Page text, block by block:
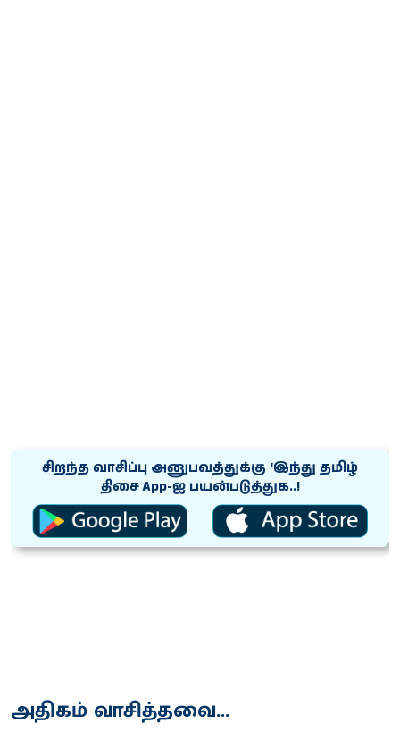
சிறந்த வாசிப்பு அனுபவத்துக்கு ‘இந்து தமிழ்
திசை App-ஐ பயன்படுத்துக..!
அதிகம் வாசித்தவை...